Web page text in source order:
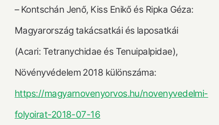
– Kontschán Jenő, Kiss Enikő és Ripka Géza:
Magyarország takácsatkái és laposatkái
(Acari: Tetranychidae és Tenuipalpidae),
Növényvédelem 2018 különszáma:
https://magyarnovenyorvos.hu/novenyvedelmi-
folyoirat-2018-07-16